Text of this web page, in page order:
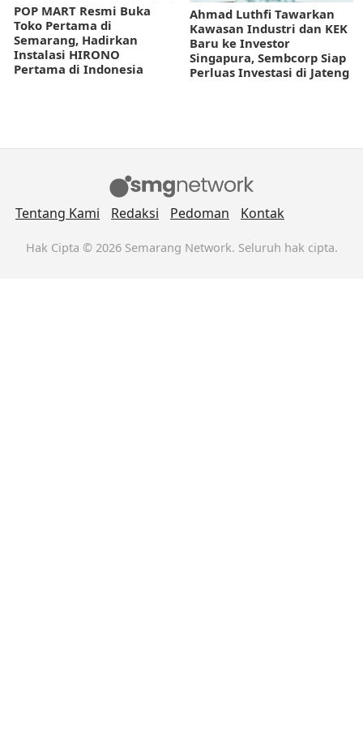
POP MART Resmi Buka
Toko Pertama di
Semarang, Hadirkan
Instalasi HIRONO
Pertama di Indonesia
Ahmad Luthfi Tawarkan
Kawasan Industri dan KEK
Baru ke Investor
Singapura, Sembcorp Siap
Perluas Investasi di Jateng
Tentang Kami Redaksi Pedoman Kontak
Hak Cipta © 2026 Semarang Network. Seluruh hak cipta.